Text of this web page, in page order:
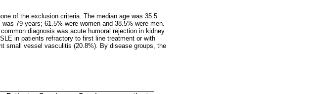
of the exclusion criteria. The median age was 35.5
79 years; 61.5% were women and 38.5% were men.
diagnosis was acute humoral rejection in kidney
in patients refractory to first line treatment or with
small vessel vasculitis (20.8%). By disease groups, the